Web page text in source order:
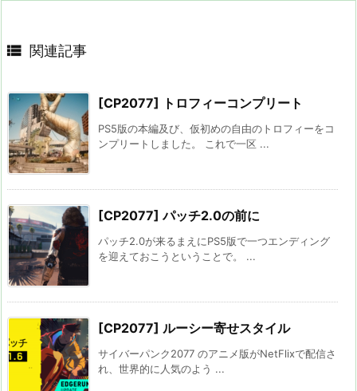
 関連記事
[CP2077] トロフィーコンプリート
PS5版の本編及び、仮初めの自由のトロフィーをコ
ンプリートしました。 これで一区 ...
[CP2077] パッチ2.0の前に
パッチ2.0が来るまえにPS5版で一つエンディング
を迎えておこうということで。 ...
[CP2077] ルーシー寄せスタイル
サイバーパンク2077 のアニメ版がNetFlixで配信さ
れ、世界的に人気のよう ...